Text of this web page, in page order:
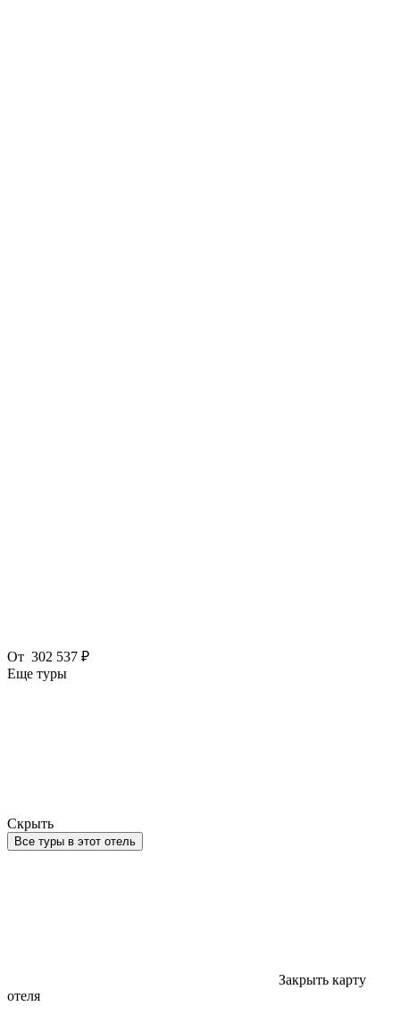
От 302 537 ₽
Еще туры
Скрыть
Все туры в этот отель
Закрыть карту
отеля